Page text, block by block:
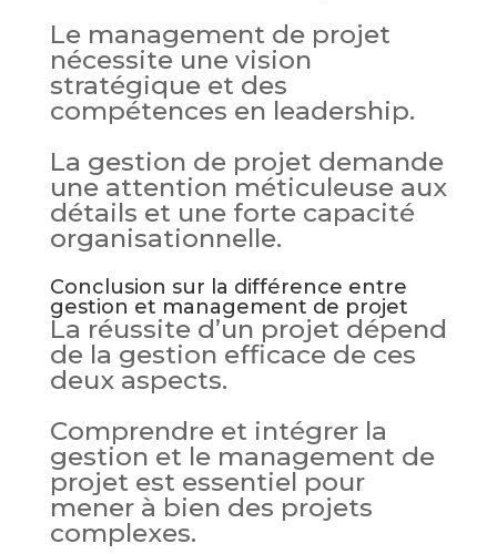
Le management de projet
nécessite une vision
stratégique et des
compétences en leadership.
La gestion de projet demande
une attention méticuleuse aux
détails et une forte capacité
organisationnelle.
Conclusion sur la différence entre
gestion et management de projet
La réussite d’un projet dépend
de la gestion efficace de ces
deux aspects.
Comprendre et intégrer la
gestion et le management de
projet est essentiel pour
mener à bien des projets
complexes.